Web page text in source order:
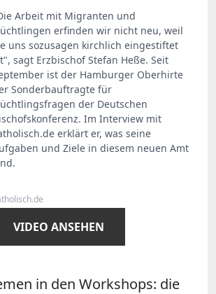
Arbeit mit Migranten und
erfinden wir nicht neu, weil
uns sozusagen kirchlich eingestiftet
sagt Erzbischof Stefan Heße. Seit
ist der Hamburger Oberhirte
Sonderbauftragte für
der Deutschen
Im Interview mit
erklärt er, was seine
und Ziele in diesem neuen Amt
VIDEO ANSEHEN
in den Workshops: die